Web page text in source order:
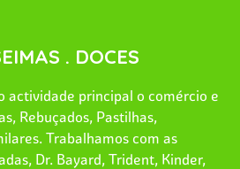
. DOCES
actividade principal o comércio e
Rebuçados, Pastilhas,
Trabalhamos com as
Dr. Bayard, Trident, Kinder,